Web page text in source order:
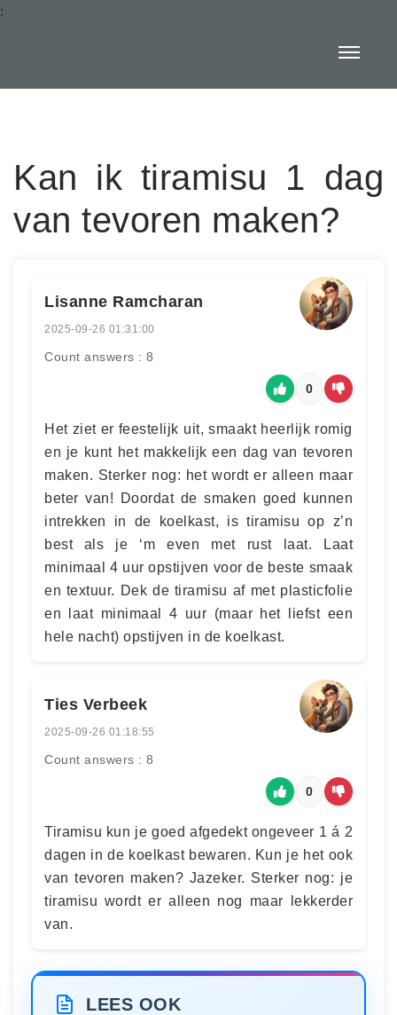
:
Kan ik tiramisu 1 dag
van tevoren maken?
Lisanne Ramcharan
2025-09-26 01:31:00
Count answers : 8
0
Het ziet er feestelijk uit, smaakt heerlijk romig
en je kunt het makkelijk een dag van tevoren
maken. Sterker nog: het wordt er alleen maar
beter van! Doordat de smaken goed kunnen
intrekken in de koelkast, is tiramisu op z’n
best als je ‘m even met rust laat. Laat
minimaal 4 uur opstijven voor de beste smaak
en textuur. Dek de tiramisu af met plasticfolie
en laat minimaal 4 uur (maar het liefst een
hele nacht) opstijven in de koelkast.
Ties Verbeek
2025-09-26 01:18:55
Count answers : 8
0
Tiramisu kun je goed afgedekt ongeveer 1 á 2
dagen in de koelkast bewaren. Kun je het ook
van tevoren maken? Jazeker. Sterker nog: je
tiramisu wordt er alleen nog maar lekkerder
van.
LEES OOK